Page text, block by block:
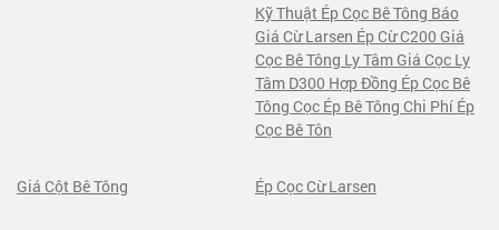
Kỹ Thuật Ép Cọc Bê Tông Báo
Giá Cừ Larsen Ép Cừ C200 Giá
Cọc Bê Tông Ly Tâm Giá Cọc Ly
Tâm D300 Hợp Đồng Ép Cọc Bê
Tông Cọc Ép Bê Tông Chi Phí Ép
Cọc Bê Tôn
Giá Cột Bê Tông Ép Cọc Cừ Larsen